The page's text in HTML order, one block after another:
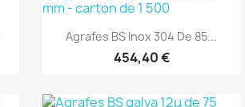
Aperçu rapide
Agrafes BS Inox 304 De 85...
454,40 €